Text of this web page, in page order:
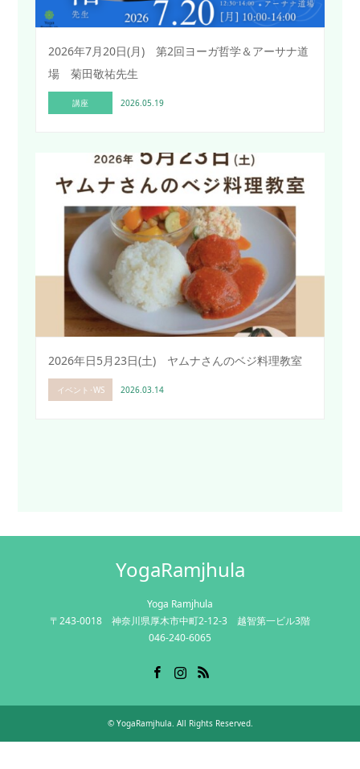
2026年7月20日(月) 第2回ヨーガ哲学＆アーサナ道
場 菊田敬祐先生
講座 2026.05.19
2026年日5月23日(土) ヤムナさんのベジ料理教室
イベント･WS 2026.03.14
YogaRamjhula
Yoga Ramjhula
〒243-0018 神奈川県厚木市中町2-12-3 越智第一ビル3階
046-240-6065
© YogaRamjhula . All Rights Reserved.